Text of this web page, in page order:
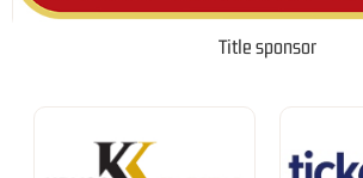
Title sponsor